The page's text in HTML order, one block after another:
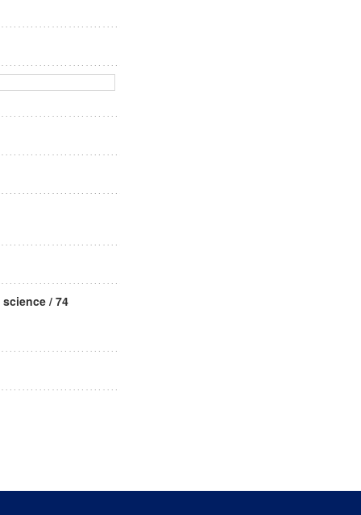
/ 74